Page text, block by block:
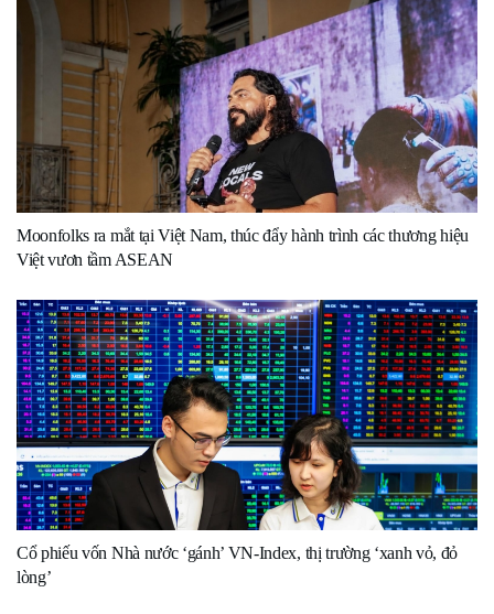
Moonfolks ra mắt tại Việt Nam, thúc đẩy hành trình các thương hiệu
Việt vươn tầm ASEAN
Cổ phiếu vốn Nhà nước ‘gánh’ VN-Index, thị trường ‘xanh vỏ, đỏ
lòng’